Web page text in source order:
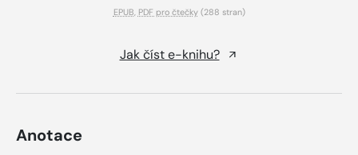
EPUB PDF pro čtečky(288 stran)
Jak číst e-knihu?
Anotace